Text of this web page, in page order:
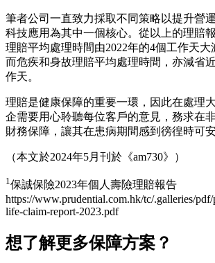
筆者公司一直致力採取不同策略以提升營
科技應用為其中一個核心。從以上的理賠
理賠平均處理時間由2022年的4個工作天大
而危疾和身故理賠平均處理時間，亦減省
作天。
理賠是健康保障的重要一環，因此在處理
企需要用心聆聽每位客戶的意見，務求在
財務保障，讓其在患病期間感到徬徨時可
（本文於2024年5月刊於《am730》）
1保誠保險2023年個人壽險理賠報告
https://www.prudential.com.hk/tc/.galleries/
life-claim-report-2023.pdf
想了解更多保障方案？